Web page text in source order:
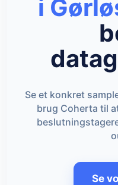
i
Se et konkret
brug Coherta til
Se